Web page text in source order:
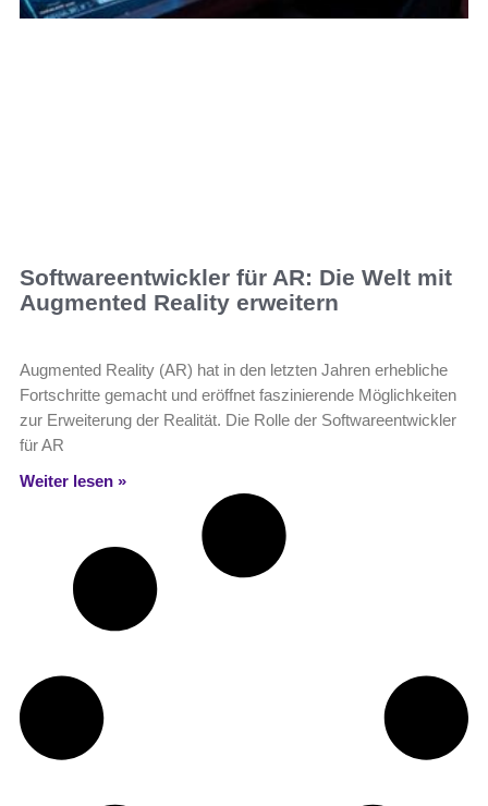
Softwareentwickler für AR: Die Welt mit
Augmented Reality erweitern
Augmented Reality (AR) hat in den letzten Jahren erhebliche
Fortschritte gemacht und eröffnet faszinierende Möglichkeiten
zur Erweiterung der Realität. Die Rolle der Softwareentwickler
für AR
Weiter lesen »